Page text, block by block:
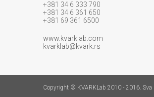
+381 34 6 333 790
+381 34 6 361 650
+381 69 361 6500
www.kvarklab.com
kvarklab@kvark.rs
Copyright © KVARKLab 2010 - 2016. Sva